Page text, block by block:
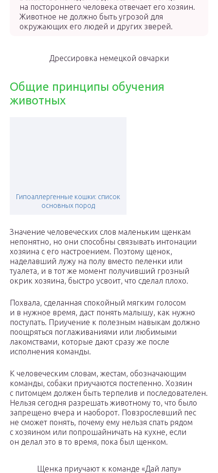
на постороннего человека отвечает его хозяин.
Животное не должно быть угрозой для
окружающих его людей и других зверей.
Дрессировка немецкой овчарки
Общие принципы обучения
животных
Гипоаллергенные кошки: список
основных пород
Значение человеческих слов маленьким щенкам
непонятно, но они способны связывать интонации
хозяина с его настроением. Поэтому щенок,
наделавший лужу на полу вместо пеленки или
туалета, и в тот же момент получивший грозный
окрик хозяина, быстро усвоит, что сделал плохо.
Похвала, сделанная спокойный мягким голосом
и в нужное время, даст понять малышу, как нужно
поступать. Приучение к полезным навыкам должно
поощряться поглаживаниями или любимыми
лакомствами, которые дают сразу же после
исполнения команды.
К человеческим словам, жестам, обозначающим
команды, собаки приучаются постепенно. Хозяин
с питомцем должен быть терпелив и последователен.
Нельзя сегодня разрешать животному то, что было
запрещено вчера и наоборот. Повзрослевший пес
не сможет понять, почему ему нельзя спать рядом
с хозяином или попрошайничать на кухне, если
он делал это в то время, пока был щенком.
Щенка приучают к команде «Дай лапу»